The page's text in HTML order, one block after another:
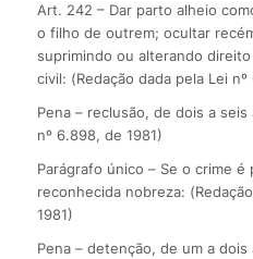
Art. 242 – Dar parto alheio
o filho de outrem; ocultar
suprimindo ou alterando
civil: (Redação dada pela Lei
Pena – reclusão, de dois a
nº 6.898, de 1981)
Parágrafo único – Se o crime
reconhecida nobreza:
1981)
Pena – detenção, de um a